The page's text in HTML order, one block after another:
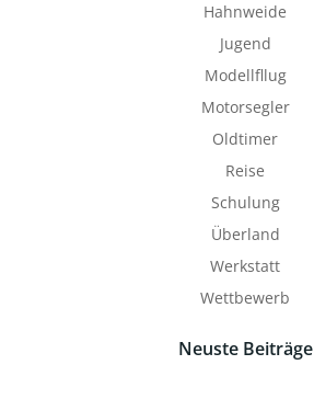
Hahnweide
Jugend
Modellfllug
Motorsegler
Oldtimer
Reise
Schulung
Überland
Werkstatt
Wettbewerb
Neuste Beiträge